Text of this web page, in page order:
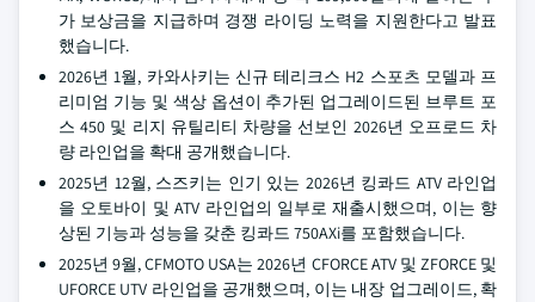
가 보상금을 지급하며 경쟁 라이딩 노력을 지원한다고 발표
했습니다.
2026년 1월, 카와사키는 신규 테리크스 H2 스포츠 모델과 프
리미엄 기능 및 색상 옵션이 추가된 업그레이드된 브루트 포
스 450 및 리지 유틸리티 차량을 선보인 2026년 오프로드 차
량 라인업을 확대 공개했습니다.
2025년 12월, 스즈키는 인기 있는 2026년 킹콰드 ATV 라인업
을 오토바이 및 ATV 라인업의 일부로 재출시했으며, 이는 향
상된 기능과 성능을 갖춘 킹콰드 750AXi를 포함했습니다.
2025년 9월, CFMOTO USA는 2026년 CFORCE ATV 및 ZFORCE 및
UFORCE UTV 라인업을 공개했으며, 이는 내장 업그레이드, 확